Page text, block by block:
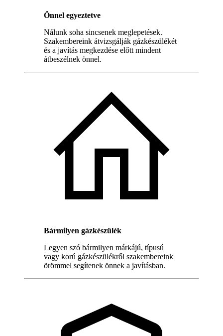
Önnel egyeztetve
Nálunk soha sincsenek meglepetések.
Szakembereink átvizsgálják gázkészülékét
és a javítás megkezdése előtt mindent
átbeszélnek önnel.
Bármilyen gázkészülék
Legyen szó bármilyen márkájú, típusú
vagy korú gázkészülékről szakembereink
örömmel segítenek önnek a javításban.